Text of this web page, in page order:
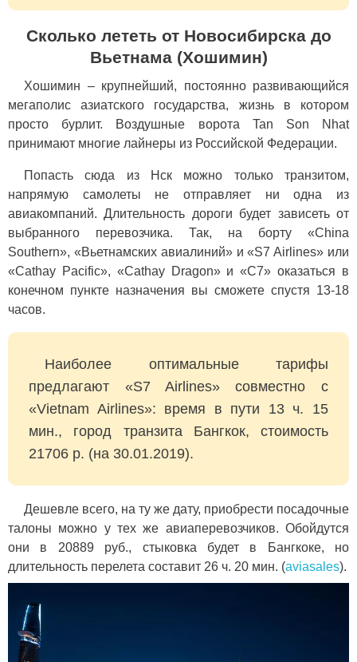
Сколько лететь от Новосибирска до
Вьетнама (Хошимин)
Хошимин – крупнейший, постоянно развивающийся
мегаполис азиатского государства, жизнь в котором
просто бурлит. Воздушные ворота Tan Son Nhat
принимают многие лайнеры из Российской Федерации.
Попасть сюда из Нск можно только транзитом,
напрямую самолеты не отправляет ни одна из
авиакомпаний. Длительность дороги будет зависеть от
выбранного перевозчика. Так, на борту «China
Southern», «Вьетнамских авиалиний» и «S7 Airlines» или
«Cathay Pacific», «Cathay Dragon» и «С7» оказаться в
конечном пункте назначения вы сможете спустя 13-18
часов.
Наиболее оптимальные тарифы
предлагают «S7 Airlines» совместно с
«Vietnam Airlines»: время в пути 13 ч. 15
мин., город транзита Бангкок, стоимость
21706 р. (на 30.01.2019).
Дешевле всего, на ту же дату, приобрести посадочные
талоны можно у тех же авиаперевозчиков. Обойдутся
они в 20889 руб., стыковка будет в Бангкоке, но
длительность перелета составит 26 ч. 20 мин. (aviasales).